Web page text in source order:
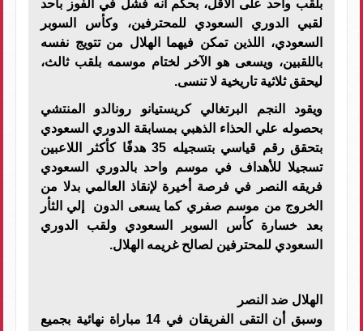
بلقب واحد على الأقل، بحكم أنه فشل في الفوز بأحد
لقبي الدوري السعودي للمحترفين، وكأس السوبر
السعودي، اللذين تمكن فيهما الهلال من تتويج نفسه
باللقبين، ويسعى هو الآخر لختام موسمه بلقب ثالث،
ليحقق ثلاثية تاريخية لا تنسى.
ويقود النجم البرتغالي كريستيانو رونالدو المنتشي
بحصوله علي الحذاء الذهبي بمسابقة الدوري السعودي
بتحقق رقم قياسي بتسجيله 35 هدفًا كأكثر اللاعبين
تسجيلا للأهداف في موسم واحد بالدوري السعودي
فريقه النصر في فرصة أخيرة لإنقاذ العالمي بدلا من
الخروج من موسم صفري كما يسعى الدون إلي الثأر
بعد خسارة كأس السوبر السعودي ولقب الدوري
السعودي للمحترفين لصالح غريمه الهلال.
الهلال ضد النصر
وسبق أن التقى الفريقان في 14 مباراة نهائية بجميع